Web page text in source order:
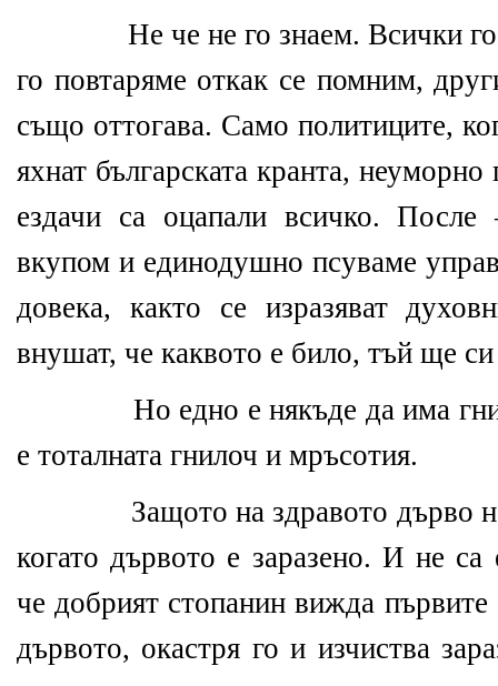
Не че не го знаем. Всички го
го повтаряме откак се помним,
също оттогава. Само политиците,
яхнат българската кранта,
ездачи са оцапали всичко.
вкупом и единодушно псуваме
довека, както се изразяват
внушат, че каквото е било, тъй ще си
Но едно е някъде да има
е тоталната гнилоч и мръсотия.
Защото на здравото дърво не
когато дървото е заразено. И не
че добрият стопанин вижда първите
дървото, окастря го и изчиства